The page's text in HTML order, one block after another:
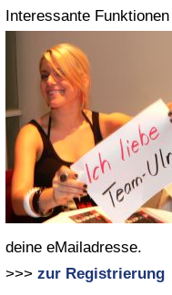
Interessante
deine eMailadresse.
>>> zur Registrierung